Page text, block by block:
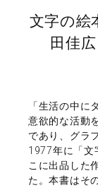
文字の
田佳
「生活の中に
意欲的な活動
であり、グラ
1977年に「文
こに出品した
た。本書はそ